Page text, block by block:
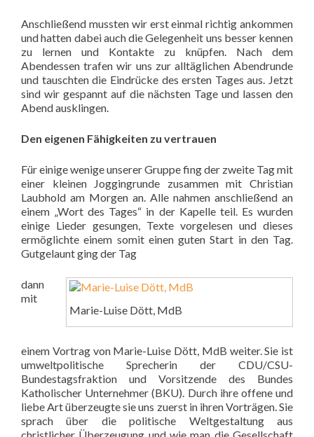
Anschließend mussten wir erst einmal richtig ankommen
und hatten dabei auch die Gelegenheit uns besser kennen
zu lernen und Kontakte zu knüpfen. Nach dem
Abendessen trafen wir uns zur alltäglichen Abendrunde
und tauschten die Eindrücke des ersten Tages aus. Jetzt
sind wir gespannt auf die nächsten Tage und lassen den
Abend ausklingen.
Den eigenen Fähigkeiten zu vertrauen
Für einige wenige unserer Gruppe fing der zweite Tag mit
einer kleinen Joggingrunde zusammen mit Christian
Laubhold am Morgen an. Alle nahmen anschließend an
einem „Wort des Tages“ in der Kapelle teil. Es wurden
einige Lieder gesungen, Texte vorgelesen und dieses
ermöglichte einem somit einen guten Start in den Tag.
Gutgelaunt ging der Tag
Marie-Luise Dött, MdB
dann
mit
einem Vortrag von Marie-Luise Dött, MdB weiter. Sie ist
umweltpolitische Sprecherin der CDU/CSU-
Bundestagsfraktion und Vorsitzende des Bundes
Katholischer Unternehmer (BKU). Durch ihre offene und
liebe Art überzeugte sie uns zuerst in ihren Vorträgen. Sie
sprach über die politische Weltgestaltung aus